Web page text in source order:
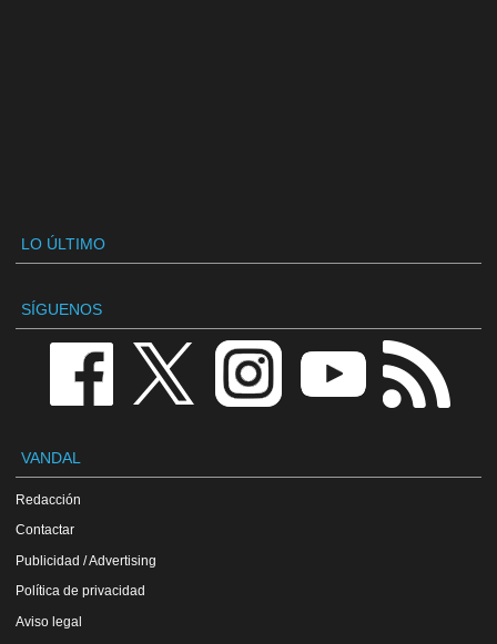
LO ÚLTIMO
SÍGUENOS
VANDAL
Redacción
Contactar
Publicidad / Advertising
Política de privacidad
Aviso legal